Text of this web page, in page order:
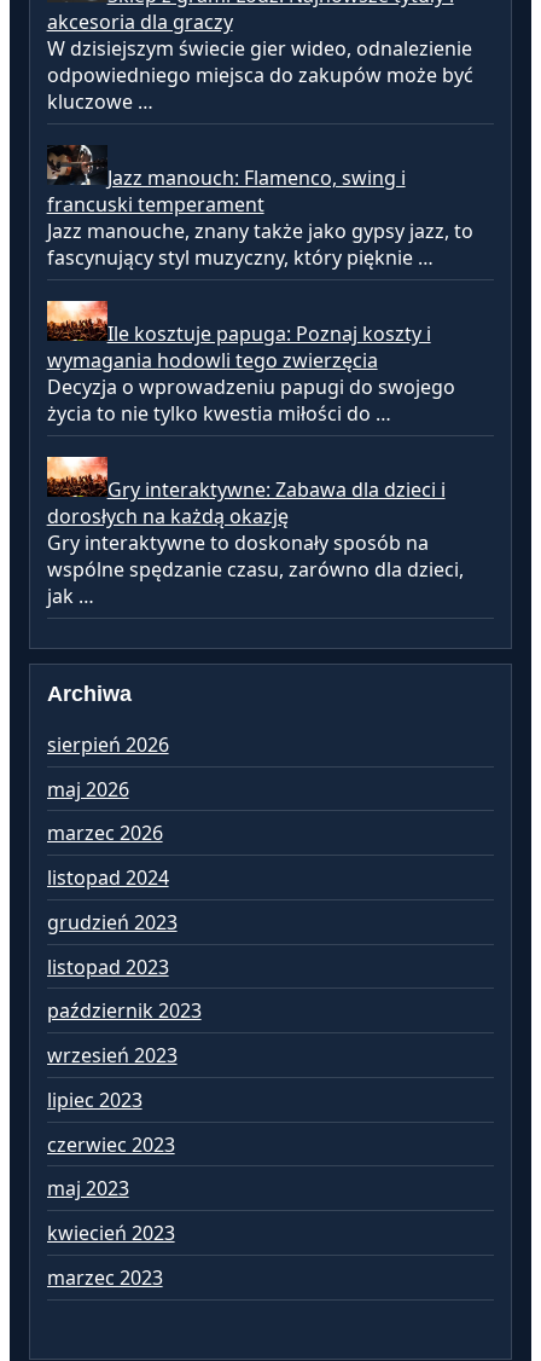
akcesoria dla graczy
W dzisiejszym świecie gier wideo, odnalezienie
odpowiedniego miejsca do zakupów może być
kluczowe …
Jazz manouch: Flamenco, swing i
francuski temperament
Jazz manouche, znany także jako gypsy jazz, to
fascynujący styl muzyczny, który pięknie …
Ile kosztuje papuga: Poznaj koszty i
wymagania hodowli tego zwierzęcia
Decyzja o wprowadzeniu papugi do swojego
życia to nie tylko kwestia miłości do …
Gry interaktywne: Zabawa dla dzieci i
dorosłych na każdą okazję
Gry interaktywne to doskonały sposób na
wspólne spędzanie czasu, zarówno dla dzieci,
jak …
Archiwa
sierpień 2026
maj 2026
marzec 2026
listopad 2024
grudzień 2023
listopad 2023
październik 2023
wrzesień 2023
lipiec 2023
czerwiec 2023
maj 2023
kwiecień 2023
marzec 2023